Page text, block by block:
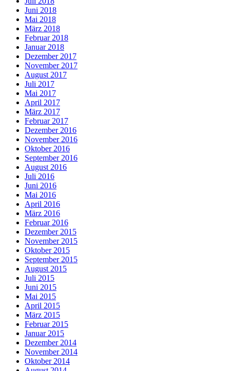
Juni 2018
Mai 2018
März 2018
Februar 2018
Januar 2018
Dezember 2017
November 2017
August 2017
Juli 2017
Mai 2017
April 2017
März 2017
Februar 2017
Dezember 2016
November 2016
Oktober 2016
September 2016
August 2016
Juli 2016
Juni 2016
Mai 2016
April 2016
März 2016
Februar 2016
Dezember 2015
November 2015
Oktober 2015
September 2015
August 2015
Juli 2015
Juni 2015
Mai 2015
April 2015
März 2015
Februar 2015
Januar 2015
Dezember 2014
November 2014
Oktober 2014